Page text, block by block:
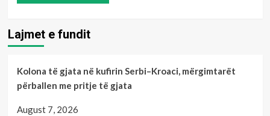
Lajmet e fundit
Kolona të gjata në kufirin Serbi–Kroaci, mërgimtarët
përballen me pritje të gjata
August 7, 2026